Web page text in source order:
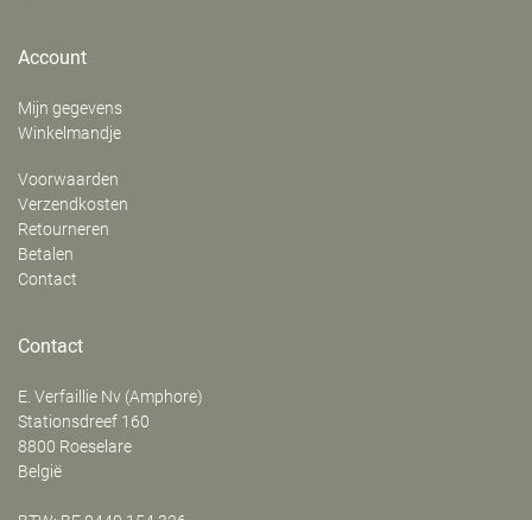
Account
Mijn gegevens
Winkelmandje
Voorwaarden
Verzendkosten
Retourneren
Betalen
Contact
Contact
E. Verfaillie Nv (Amphore)
‍Stationsdreef 160
8800 Roeselare
België